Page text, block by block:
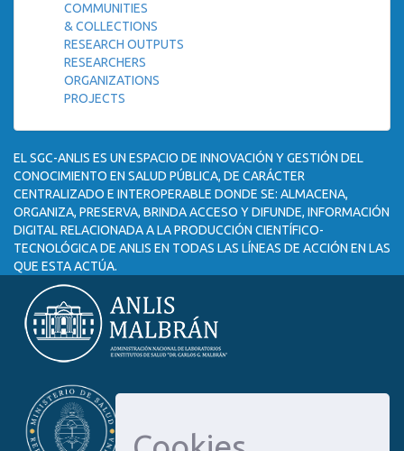
COMMUNITIES
& COLLECTIONS
RESEARCH OUTPUTS
RESEARCHERS
ORGANIZATIONS
PROJECTS
EL SGC-ANLIS ES UN ESPACIO DE INNOVACIÓN Y GESTIÓN DEL
CONOCIMIENTO EN SALUD PÚBLICA, DE CARÁCTER
CENTRALIZADO E INTEROPERABLE DONDE SE: ALMACENA,
ORGANIZA, PRESERVA, BRINDA ACCESO Y DIFUNDE, INFORMACIÓN
DIGITAL RELACIONADA A LA PRODUCCIÓN CIENTÍFICO-
TECNOLÓGICA DE ANLIS EN TODAS LAS LÍNEAS DE ACCIÓN EN LAS
QUE ESTA ACTÚA.